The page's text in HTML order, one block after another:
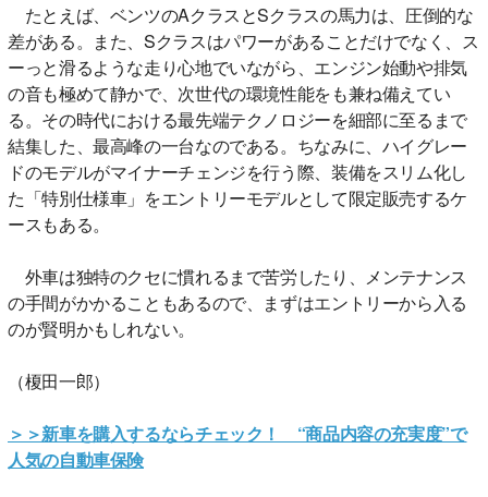
たとえば、ベンツのAクラスとSクラスの馬力は、圧倒的な
差がある。また、Sクラスはパワーがあることだけでなく、ス
ーっと滑るような走り心地でいながら、エンジン始動や排気
の音も極めて静かで、次世代の環境性能をも兼ね備えてい
る。その時代における最先端テクノロジーを細部に至るまで
結集した、最高峰の一台なのである。ちなみに、ハイグレー
ドのモデルがマイナーチェンジを行う際、装備をスリム化し
た「特別仕様車」をエントリーモデルとして限定販売するケ
ースもある。
外車は独特のクセに慣れるまで苦労したり、メンテナンス
の手間がかかることもあるので、まずはエントリーから入る
のが賢明かもしれない。
（榎田一郎）
＞＞新車を購入するならチェック！ “商品内容の充実度”で
人気の自動車保険